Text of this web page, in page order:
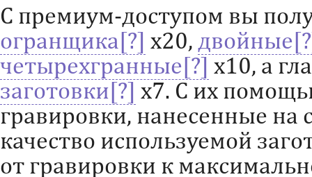
С премиум-доступом вы
огранщика
х20, двойные
четырехгранные
х10, а
заготовки
х7. С их
гравировки, нанесенные
качество используемой
от гравировки к